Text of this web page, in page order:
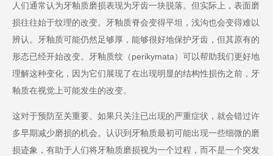
人们通常认为牙釉质磨损表现为牙齿一块脱落。但实际上，表面磨
损往往始于纹理的改变。牙釉质脊会变得平坦，浅沟也会变得难以
辨认。牙釉质可能仍然足够厚，能够很好地保护牙齿，但其原有的
形态已经开始改变。牙釉质纹（perikymata）可以帮助我们更好地
理解这种变化，因为它们展现了在出现明显的结构性损伤之前，牙
釉质在视觉上可能发生的改变。
这对于预防至关重要。如果只关注已出现的严重症状，就会错过许
多早期减少磨损的机会。认识到牙釉质最初可能出现一些细微的磨
损迹象，有助于人们将牙釉质磨损视为一个过程，而不是一个突发